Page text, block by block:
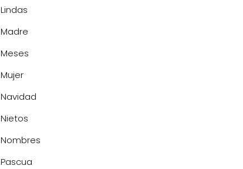
Lindas
Madre
Meses
Mujer
Navidad
Nietos
Nombres
Pascua